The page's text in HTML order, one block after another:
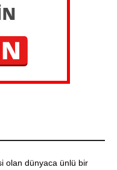
olan dünyaca ünlü bir